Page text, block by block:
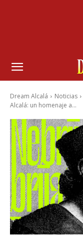
Dream Alcalá Noticias
Alcalá: un homenaje a...